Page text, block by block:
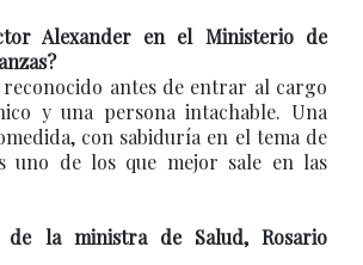
Alexander en el Ministerio de
antes de entrar al cargo
y una persona intachable. Una
con sabiduría en el tema de
uno de los que mejor sale en las
de la ministra de Salud, Rosario